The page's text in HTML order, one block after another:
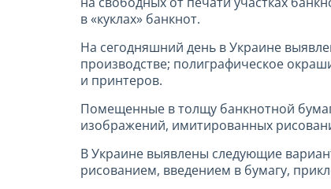
в «куклах» банкнот.
На сегодняшний день в Украине
производстве; полиграфическое
и принтеров.
Помещенные в толщу банкнотной
изображений, имитированных
В Украине выявлены следующие
рисованием, введением в бумагу,